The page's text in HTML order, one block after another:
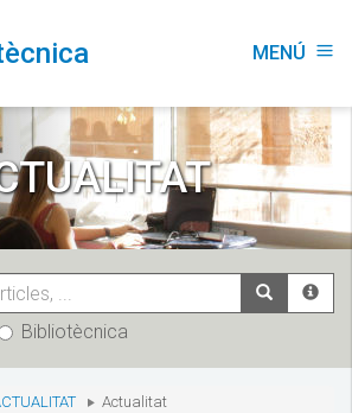
MENÚ menu
Bibliotècnica
Actualitat